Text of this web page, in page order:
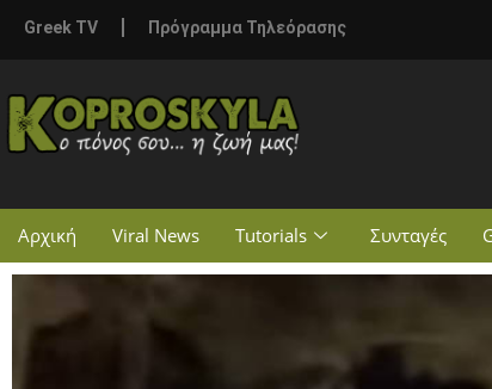
Greek TV Πρόγραμμα Τηλεόρασης
Αρχική Viral News Tutorials Συνταγές